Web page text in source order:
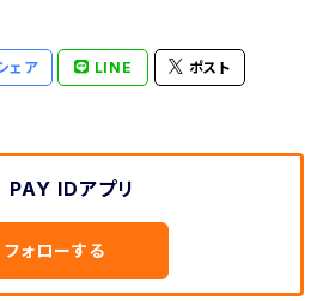
ェア LINE ポスト
PAY IDアプリ
フォローする